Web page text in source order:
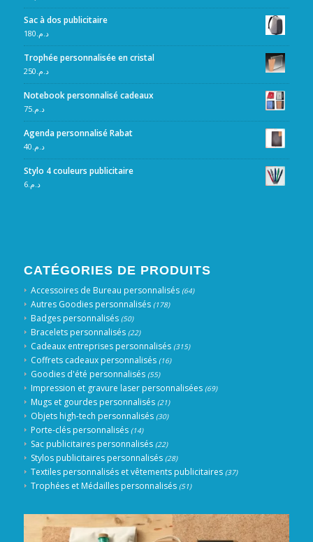
Sac à dos publicitaire
د.م.180
Trophée personnalisée en cristal
د.م.250
Notebook personnalisé cadeaux
د.م.75
Agenda personnalisé Rabat
د.م.40
Stylo 4 couleurs publicitaire
د.م.6
CATÉGORIES DE PRODUITS
Accessoires de Bureau personnalisés (64)
Autres Goodies personnalisés (178)
Badges personnalisés (50)
Bracelets personnalisés (22)
Cadeaux entreprises personnalisés (315)
Coffrets cadeaux personnalisés (16)
Goodies d'été personnalisés (55)
Impression et gravure laser personnalisées (69)
Mugs et gourdes personnalisés (21)
Objets high-tech personnalisés (30)
Porte-clés personnalisés (14)
Sac publicitaires personnalisés (22)
Stylos publicitaires personnalisés (28)
Textiles personnalisés et vêtements publicitaires (37)
Trophées et Médailles personnalisés (51)